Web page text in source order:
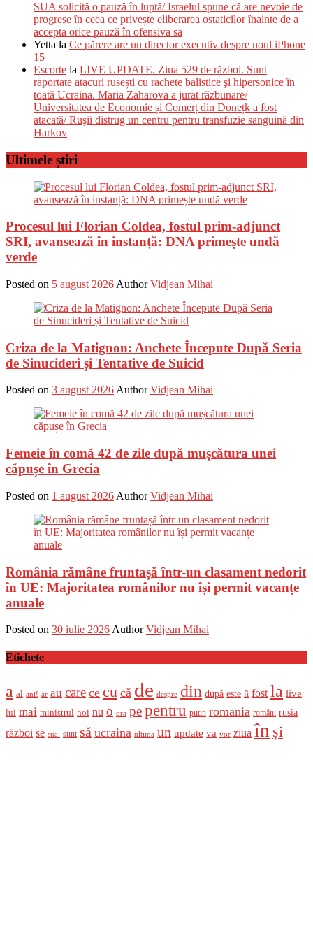
SUA solicită o pauză în luptă/ Israelul spune că are nevoie de
progrese în ceea ce privește eliberarea ostaticilor înainte de a
accepta orice pauză în ofensiva sa
Yetta la Ce părere are un director executiv despre noul iPhone
15
Escorte la LIVE UPDATE. Ziua 529 de război. Sunt
raportate atacuri rusești cu rachete balistice şi hipersonice în
toată Ucraina. Maria Zaharova a jurat răzbunare/
Universitatea de Economie și Comerț din Donețk a fost
atacată/ Ruşii distrug un centru pentru transfuzie sanguină din
Harkov
Ultimele știri
Procesul lui Florian Coldea, fostul prim-adjunct
SRI, avansează în instanță: DNA primește undă
verde
Posted on 5 august 2026 Author Vidjean Mihai
Criza de la Matignon: Anchete Începute După Seria
de Sinucideri și Tentative de Suicid
Posted on 3 august 2026Author Vidjean Mihai
Femeie în comă 42 de zile după mușcătura unei
căpușe în Grecia
Posted on 1 august 2026 Author Vidjean Mihai
România rămâne fruntașă într-un clasament nedorit
în UE: Majoritatea românilor nu își permit vacanțe
anuale
Posted on 30 iulie 2026 Author Vidjean Mihai
Etichete
a al ani! ar au care ce cu că de despre din după este fi fost la live
lui mai ministrul noi nu o ora pepentru putin romania români rusia
război se sua: sunt să ucraina ultima un update va vor ziua în și